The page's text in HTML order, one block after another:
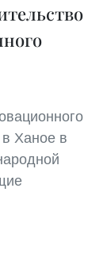
Ханое в